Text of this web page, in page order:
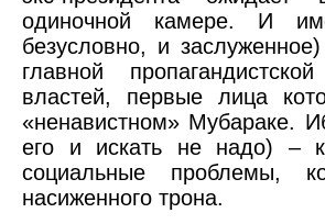
одиночной камере. И
безусловно, и
главной
властей, первые лица
«ненавистном» Мубараке.
его и искать не надо) –
социальные проблемы,
насиженного трона.